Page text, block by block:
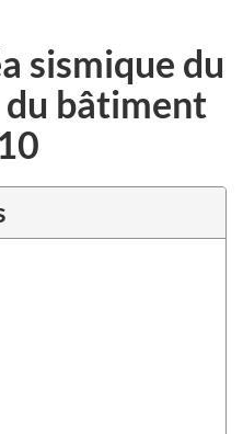
sismique du
bâtiment